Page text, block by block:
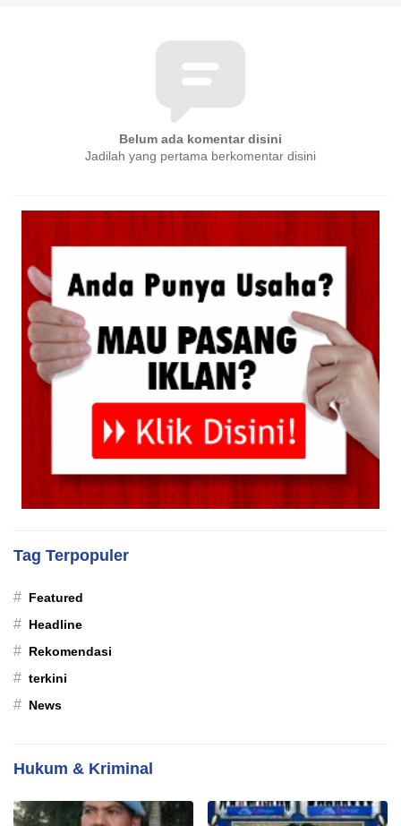
Belum ada komentar disini
Jadilah yang pertama berkomentar disini
Tag Terpopuler
# Featured
# Headline
# Rekomendasi
# terkini
# News
Hukum & Kriminal